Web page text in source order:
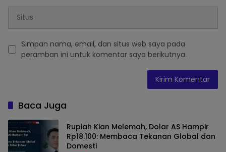
Simpan nama, email, dan situs web saya pada
peramban ini untuk komentar saya berikutnya.
Baca Juga
Rupiah Kian Melemah, Dolar AS Hampir
Rp18.100: Membaca Tekanan Global dan
Domesti